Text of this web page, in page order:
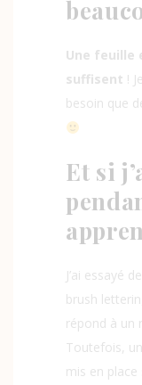
Une feuille
suffisent !
besoin que
Et si
J’ai essayé
brush
répond à un
Toutefois, un
mis en